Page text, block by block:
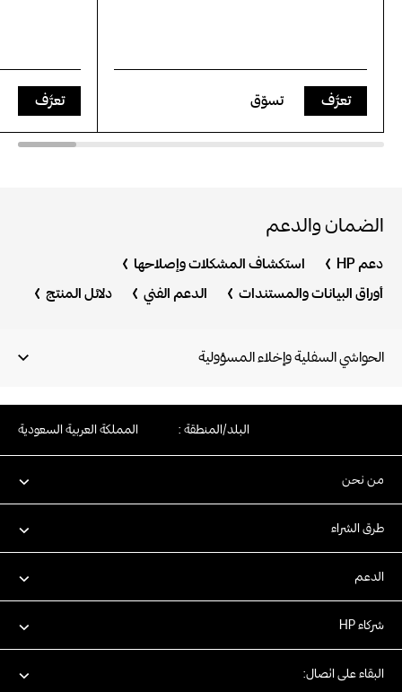
تعرَّف تعرَّف تسوّق
الضمان والدعم
دعم HP استكشاف المشكلات وإصلاحها
أوراق البيانات والمستندات الدعم الفني دلائل المنتج
الحواشي السفلية وإخلاء المسؤولية
البلد/المنطقة : المملكة العربية السعودية
من نحن
طرق الشراء
الدعم
شركاء HP
البقاء على اتصال: